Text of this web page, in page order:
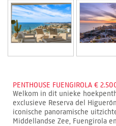
PENTHOUSE FUENGIROLA €
Welkom in dit unieke
exclusieve Reserva del
iconische panoramische
Middellandse Zee, Fuengirola